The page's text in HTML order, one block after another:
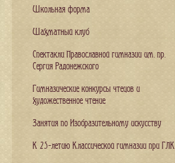
Школьная форма
Шахматный клуб
Спектакли Православной гимназии им. пр.
Сергия Радонежского
Гимназические конкурсы чтецов и
художественное чтение
Занятия по Изобразительному искусству
К 25-летию Классической гимназии при ГЛК